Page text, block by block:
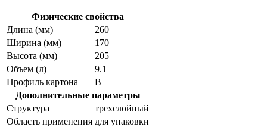
Физические свойства
Длина (мм)
260
Ширина (мм)
170
Высота (мм)
205
Объем (л)
9.1
Профиль картона
В
Дополнительные параметры
Структура
трехслойный
Область применения для упаковки